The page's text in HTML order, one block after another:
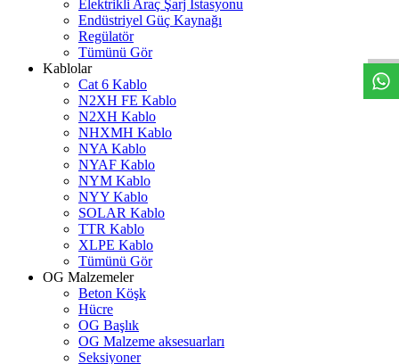
Elektrikli Araç Şarj İstasyonu
Endüstriyel Güç Kaynağı
Regülatör
Tümünü Gör
Kablolar
Cat 6 Kablo
N2XH FE Kablo
N2XH Kablo
NHXMH Kablo
NYA Kablo
NYAF Kablo
NYM Kablo
NYY Kablo
SOLAR Kablo
TTR Kablo
XLPE Kablo
Tümünü Gör
OG Malzemeler
Beton Köşk
Hücre
OG Başlık
OG Malzeme aksesuarları
Seksiyoner